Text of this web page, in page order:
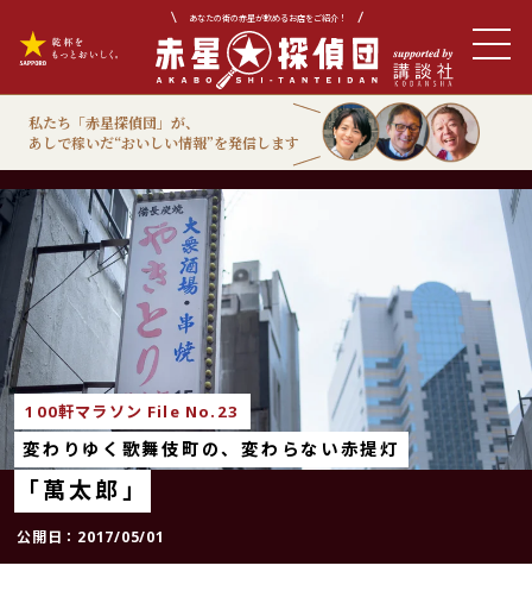
あなたの街の赤星が飲めるお店をご紹介！
私たち「赤星探偵団」が、
あしで稼いだ“おいしい情報”を発信します
100軒マラソン File No.23
変わりゆく歌舞伎町の、変わらない赤提灯
「萬太郎」
公開日： 2017/05/01